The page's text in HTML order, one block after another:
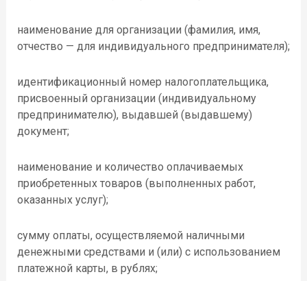
наименование для организации (фамилия, имя,
отчество — для индивидуального предпринимателя);
идентификационный номер налогоплательщика,
присвоенный организации (индивидуальному
предпринимателю), выдавшей (выдавшему)
документ;
наименование и количество оплачиваемых
приобретенных товаров (выполненных работ,
оказанных услуг);
сумму оплаты, осуществляемой наличными
денежными средствами и (или) с использованием
платежной карты, в рублях;